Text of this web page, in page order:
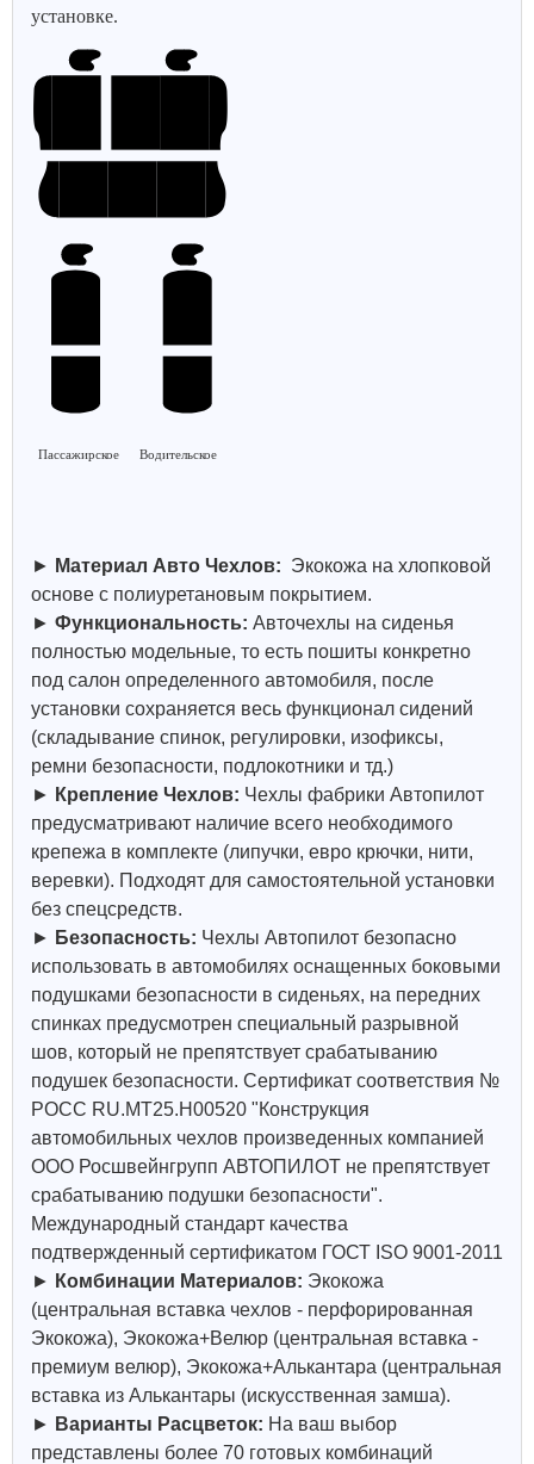
установке.
Пассажирское Водительское
► Материал Авто Чехлов: Экокожа на хлопковой
основе с полиуретановым покрытием.
► Функциональность: Авточехлы на сиденья
полностью модельные, то есть пошиты конкретно
под салон определенного автомобиля, после
установки сохраняется весь функционал сидений
(складывание спинок, регулировки, изофиксы,
ремни безопасности, подлокотники и тд.)
► Крепление Чехлов: Чехлы фабрики Автопилот
предусматривают наличие всего необходимого
крепежа в комплекте (липучки, евро крючки, нити,
веревки). Подходят для самостоятельной установки
без спецсредств.
► Безопасность: Чехлы Автопилот безопасно
использовать в автомобилях оснащенных боковыми
подушками безопасности в сиденьях, на передних
спинках предусмотрен специальный разрывной
шов, который не препятствует срабатыванию
подушек безопасности. Сертификат соответствия №
РОСС RU.МТ25.Н00520 "Конструкция
автомобильных чехлов произведенных компанией
ООО Росшвейнгрупп АВТОПИЛОТ не препятствует
срабатыванию подушки безопасности".
Международный стандарт качества
подтвержденный сертификатом ГОСТ ISO 9001-2011
► Комбинации Материалов: Экокожа
(центральная вставка чехлов - перфорированная
Экокожа), Экокожа+Велюр (центральная вставка -
премиум велюр), Экокожа+Алькантара (центральная
вставка из Алькантары (искусственная замша).
► Варианты Расцветок: На ваш выбор
представлены более 70 готовых комбинаций